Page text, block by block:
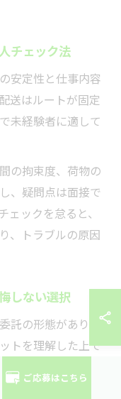
チェック法
安定性と仕事内容
送はルートが固定
未経験者に適して
の拘束度、荷物の
、疑問点は面接で
ックを怠ると、
、トラブルの原因
しない選択
託の形態がありま
トを理解した上で
間や勤務地の拘束
ご応募はこちら